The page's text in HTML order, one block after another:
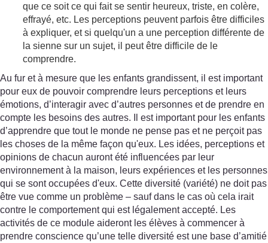
que ce soit ce qui fait se sentir heureux, triste, en colère,
effrayé, etc. Les perceptions peuvent parfois être difficiles
à expliquer, et si quelqu'un a une perception différente de
la sienne sur un sujet, il peut être difficile de le
comprendre.
Au fur et à mesure que les enfants grandissent, il est important
pour eux de pouvoir comprendre leurs perceptions et leurs
émotions, d’interagir avec d’autres personnes et de prendre en
compte les besoins des autres. Il est important pour les enfants
d’apprendre que tout le monde ne pense pas et ne perçoit pas
les choses de la même façon qu'eux. Les idées, perceptions et
opinions de chacun auront été influencées par leur
environnement à la maison, leurs expériences et les personnes
qui se sont occupées d'eux. Cette diversité (variété) ne doit pas
être vue comme un problème – sauf dans le cas où cela irait
contre le comportement qui est légalement accepté. Les
activités de ce module aideront les élèves à commencer à
prendre conscience qu’une telle diversité est une base d’amitié